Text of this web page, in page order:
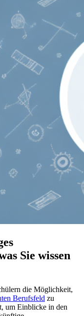
Sie wissen
die Möglichkeit,
Berufsfeld zu
um Einblicke in den